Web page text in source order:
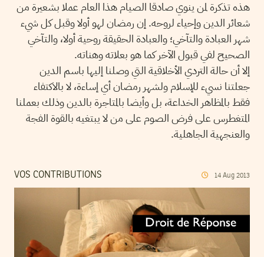
هذه تذكرة لمن ينوي صادقا الصيام هذا العام عملا بشعيرة من
شعائر الدين وإحياء لروحه. إن رمضان لهو أولا وقبل كل شيء
شهر العبادة والتآخي؛ والعبادة الحقيقة روحية أولا، والتآخي
الصحيح لفي قبول الآخر كما هو بعلاته وهناته.
إلا أن حالة التردي الأخلاقية التي وصلنا إليها باسم الدين
جعلتنا نسيء للإسلام ولشهر رمضان أي إساءة، لا بالاكتفاء
فقط بالمظاهر الخداعة، بل وأيضا بالمتاجرة بالدين وذلك بعملنا
المتغطرس على فرض الصوم على من لا يبتغيه بالقوة الفجة
والعنجهية الجاهلية.
VOS CONTRIBUTIONS 14 Aug 2013